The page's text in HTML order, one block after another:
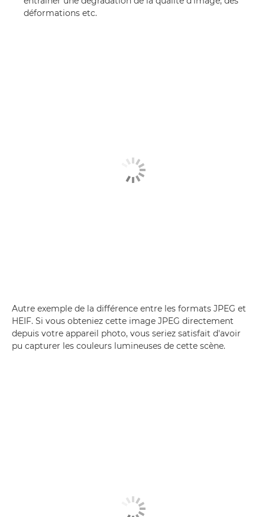
déformations etc.
Autre exemple de la différence entre les formats JPEG et
HEIF. Si vous obteniez cette image JPEG directement
depuis votre appareil photo, vous seriez satisfait d'avoir
pu capturer les couleurs lumineuses de cette scène.